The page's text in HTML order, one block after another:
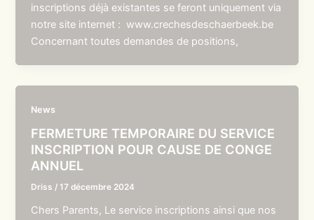
inscriptions déjà existantes se feront uniquement via
notre site internet : www.crechesdeschaerbeek.be
Concernant toutes demandes de positions,
News
FERMETURE TEMPORAIRE DU SERVICE
INSCRIPTION POUR CAUSE DE CONGE
ANNUEL
Driss /17 décembre 2024
Chers Parents, Le service inscriptions ainsi que nos